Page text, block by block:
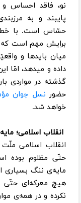
نو، فاقد احساس و
پایبند و به
حسّاس است. با
برایش مهم است که
میان بایدها و
داده و میدهد، امّا
گذشته در مواردی
حضور نسل جوان
خواهد شد.
انقلاب اسلامی؛
انقلاب اسلامی
حتّی مظلوم بوده
مایه‌ی ننگ بسیاری
هیچ معرکه‌ای حتّی
نکرده و در همه‌ی